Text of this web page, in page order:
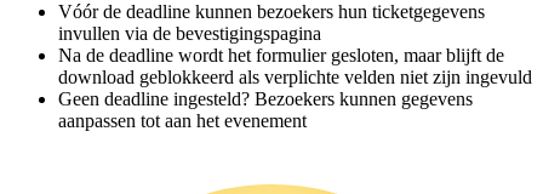
Vóór de deadline kunnen bezoekers hun ticketgegevens
invullen via de bevestigingspagina
Na de deadline wordt het formulier gesloten, maar blijft de
download geblokkeerd als verplichte velden niet zijn ingevuld
Geen deadline ingesteld? Bezoekers kunnen gegevens
aanpassen tot aan het evenement